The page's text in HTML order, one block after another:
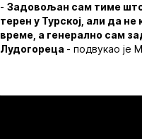
-Задовољан сам тиме што
терен у Турској, али да
време, а генерално сам
Лудогореца - подвукао је